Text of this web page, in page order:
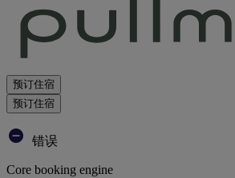
预订住宿
预订住宿
错误
Core booking engine